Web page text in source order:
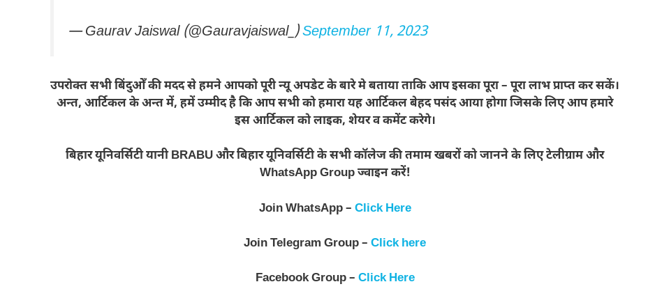
— Gaurav Jaiswal (@Gauravjaiswal_)September 11, 2023
उपरोक्त सभी बिंदुओँ की मदद से हमने आपको पूरी न्यू अपडेट के बारे मे बताया ताकि आप इसका पूरा – पूरा लाभ प्राप्त कर सकें।
अन्त, आर्टिकल के अन्त में, हमें उम्मीद है कि आप सभी को हमारा यह आर्टिकल बेहद पसंद आया होगा जिसके लिए आप हमारे
इस आर्टिकल को लाइक, शेयर व कमेंट करेगे।
बिहार यूनिवर्सिटी यानी BRABU और बिहार यूनिवर्सिटी के सभी कॉलेज की तमाम खबरों को जानने के लिए टेलीग्राम और
WhatsApp Group ज्वाइन करें!
Join WhatsApp – Click Here
Join Telegram Group – Click here
Facebook Group – Click Here